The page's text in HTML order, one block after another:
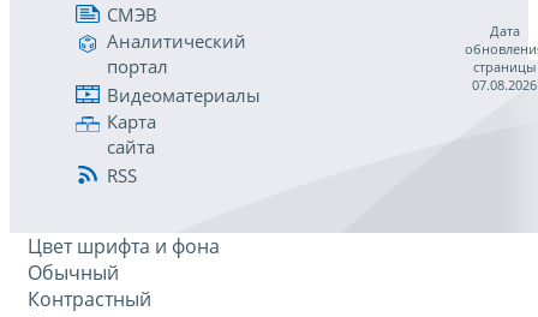
СМЭВ
Аналитический
портал
Видеоматериалы
Карта
сайта
RSS
Дата
страницы
07.08.2026
Цвет шрифта и фона
Обычный
Контрастный